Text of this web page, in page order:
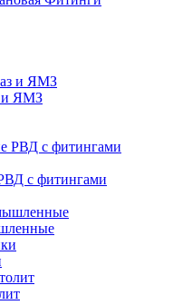
и ЯМЗ
с фитингами